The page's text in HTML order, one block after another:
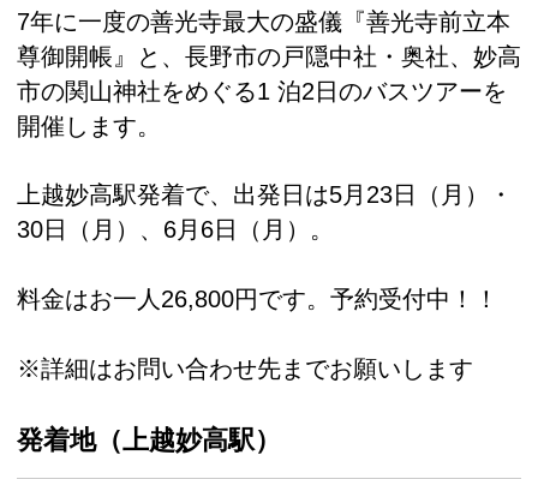
7年に一度の善光寺最大の盛儀『善光寺前立本
尊御開帳』と、長野市の戸隠中社・奥社、妙高
市の関山神社をめぐる1 泊2日のバスツアーを
開催します。
上越妙高駅発着で、出発日は5月23日（月）・
30日（月）、6月6日（月）。
料金はお一人26,800円です。予約受付中！！
※詳細はお問い合わせ先までお願いします
発着地（上越妙高駅）